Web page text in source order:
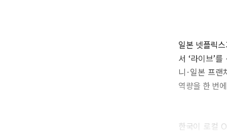
일본 넷플릭
서 ‘라이브’
니·일본 프랜
역량을 한 번
한국이 로컬